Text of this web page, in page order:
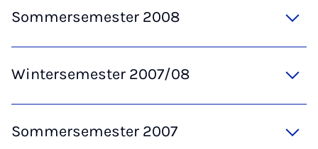
Sommersemester 2008
Wintersemester 2007/08
Sommersemester 2007